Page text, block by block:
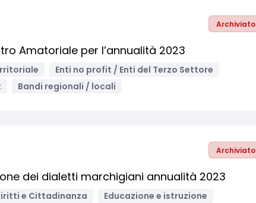
Archiviato
Amatoriale per l’annualità 2023
Enti no profit / Enti del Terzo Settore
Bandi regionali / locali
Archiviato
dei dialetti marchigiani annualità 2023
e Cittadinanza
Educazione e istruzione